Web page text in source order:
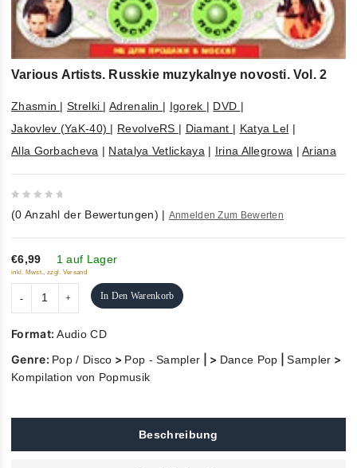
Various Artists. Russkie muzykalnye novosti. Vol. 2
Zhasmin |Strelki |Adrenalin | Igorek | DVD |
Jakovlev (YaK-40) | RevolveRS | Diamant | Katya Lel |
Alla Gorbacheva | Natalya Vetlickaya | Irina Allegrowa |Ariana
out
of
5
(0 Anzahl der Bewertungen) | Anmelden Zum Bewerten
€6,99 1 auf Lager
inkl. Mwst., zzgl. Versand
In Den Warenkorb
Format:Audio CD
Genre: Pop / Disco > Pop - Sampler | > Dance Pop |Sampler >
Kompilation von Popmusik
Beschreibung